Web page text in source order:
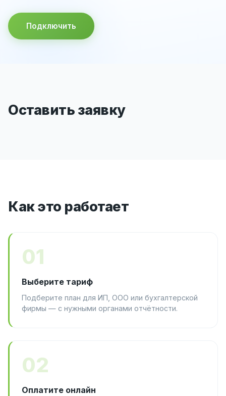
Подключить
Оставить заявку
Как это работает
01
Выберите тариф
Подберите план для ИП, ООО или бухгалтерской
фирмы — с нужными органами отчётности.
02
Оплатите онлайн